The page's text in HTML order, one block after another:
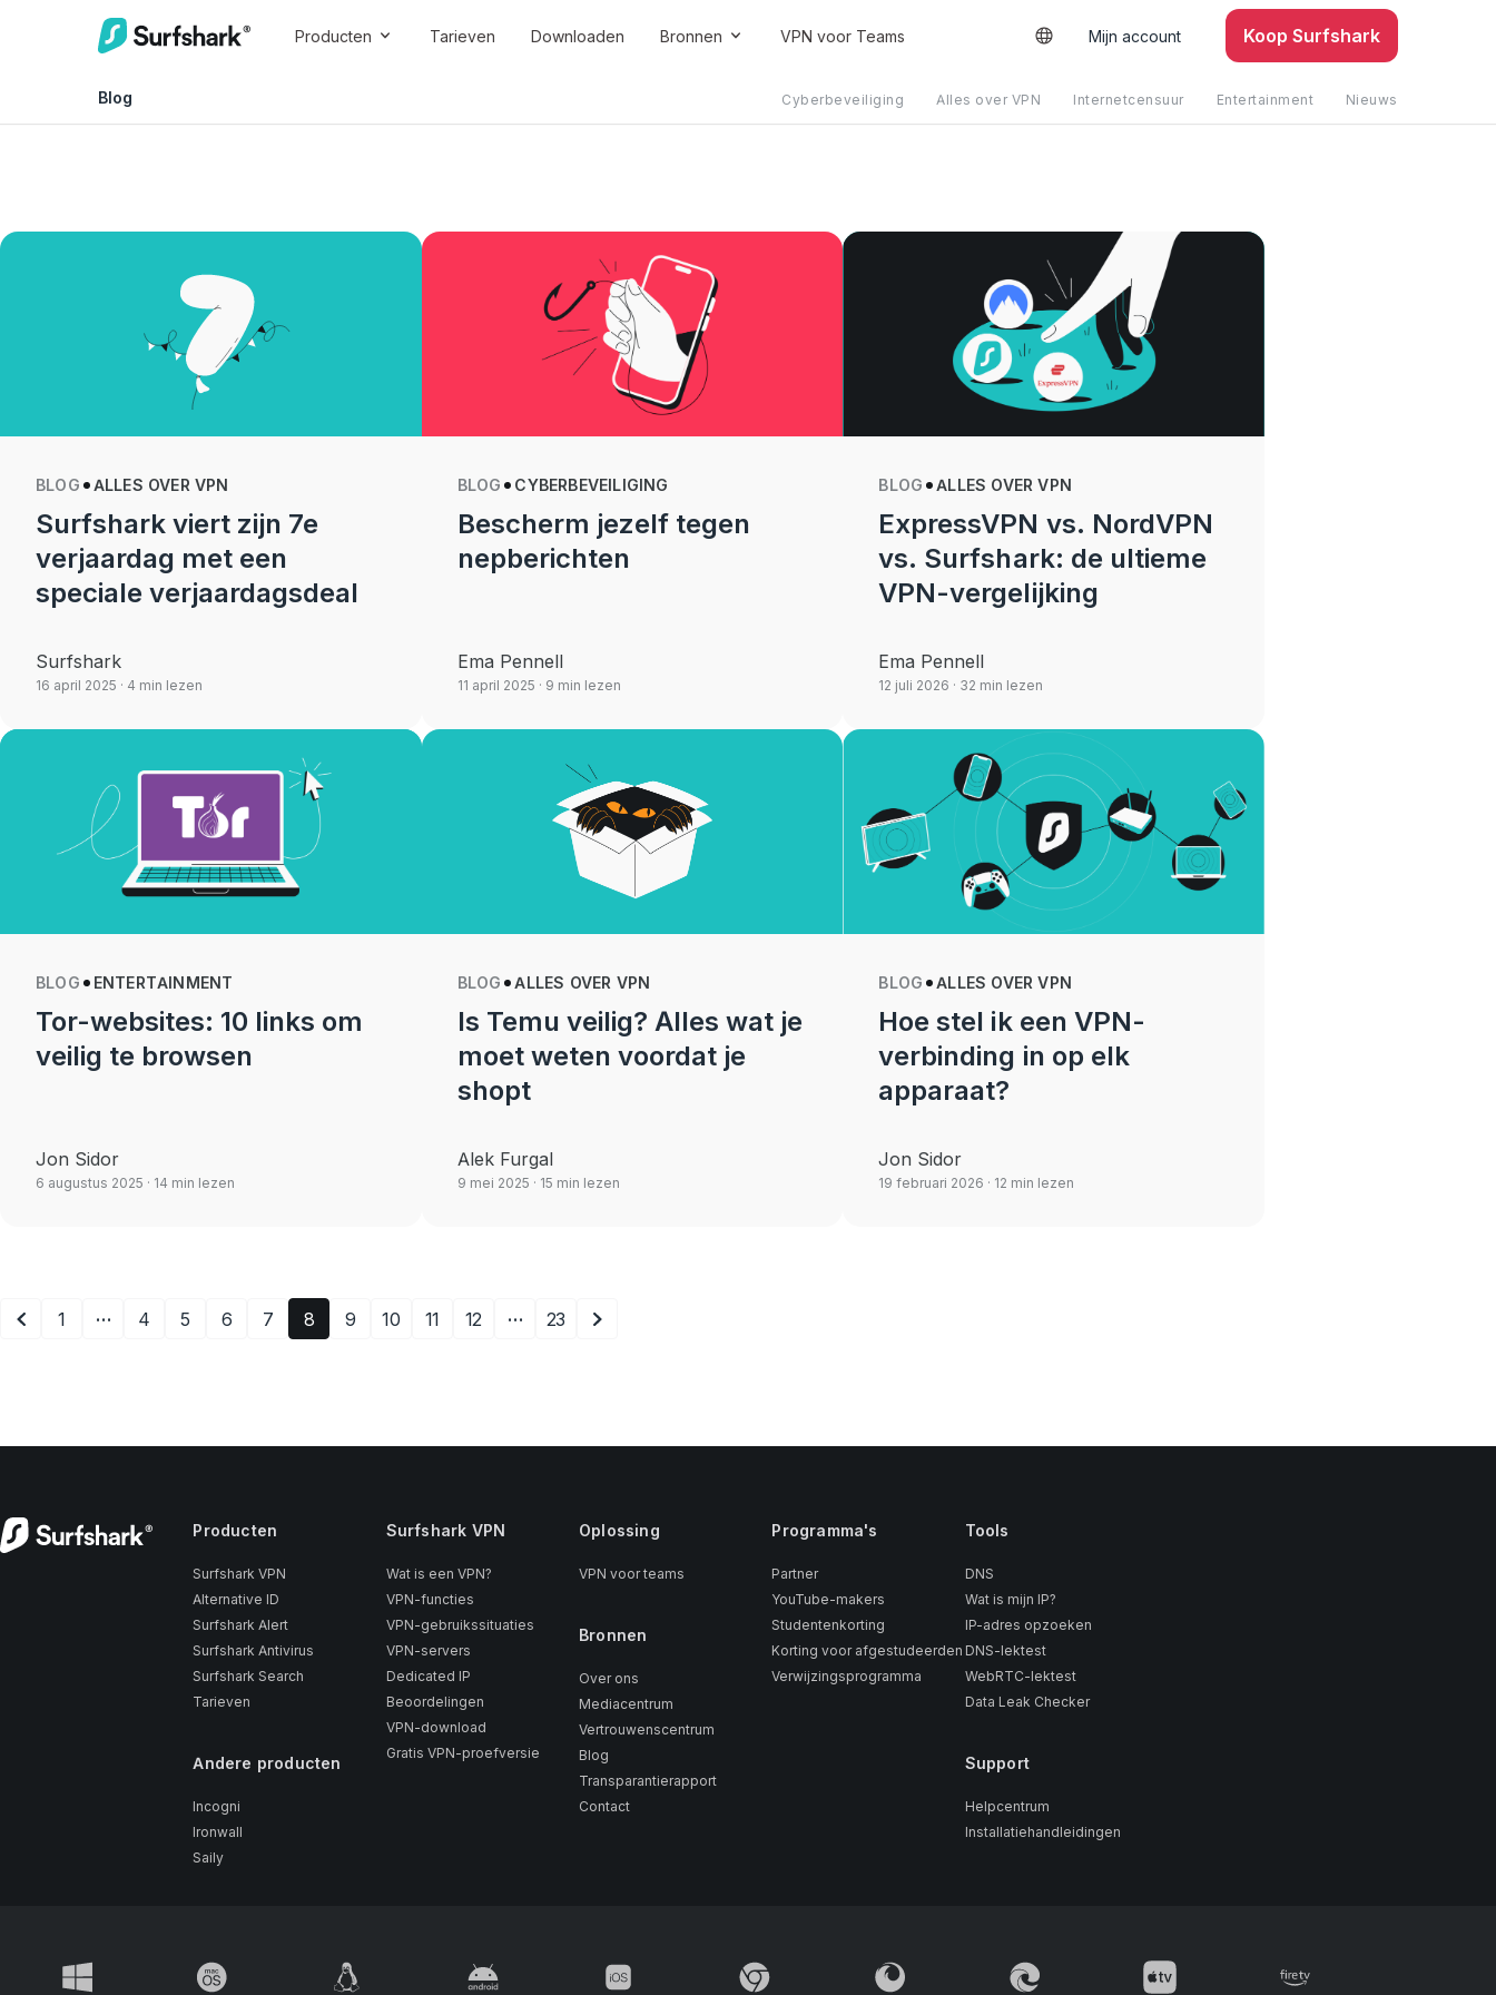
Producten Tarieven Downloaden Bronnen VPN voor Teams Mijn account Koop Surfshark
Blog Cyberbeveiliging Alles over VPN Internetcensuur Entertainment Nieuws
BLOG ALLES OVER VPN
Surfshark viert zijn 7e
verjaardag met een
speciale verjaardagsdeal
Surfshark
16 april 2025 · 4 min lezen
BLOG CYBERBEVEILIGING
Bescherm jezelf tegen
nepberichten
Ema Pennell
11 april 2025 · 9 min lezen
BLOG ALLES OVER VPN
ExpressVPN vs. NordVPN
vs. Surfshark: de ultieme
VPN-vergelijking
Ema Pennell
12 juli 2026 · 32 min lezen
BLOG ENTERTAINMENT
Tor-websites: 10 links om
veilig te browsen
Jon Sidor
6 augustus 2025 · 14 min lezen
BLOG ALLES OVER VPN
Is Temu veilig? Alles wat je
moet weten voordat je
shopt
Alek Furgal
9 mei 2025 · 15 min lezen
BLOG ALLES OVER VPN
Hoe stel ik een VPN-
verbinding in op elk
apparaat?
Jon Sidor
19 februari 2026 · 12 min lezen
1 … 4 5 6 7 8 9 10 11 12 … 23
Producten
Surfshark VPN
Alternative ID
Surfshark Alert
Surfshark Antivirus
Surfshark Search
Tarieven
Andere producten
Incogni
Ironwall
Saily
Surfshark VPN
Wat is een VPN?
VPN-functies
VPN-gebruikssituaties
VPN-servers
Dedicated IP
Beoordelingen
VPN-download
Gratis VPN-proefversie
Oplossing
VPN voor teams
Bronnen
Over ons
Mediacentrum
Vertrouwenscentrum
Blog
Transparantierapport
Contact
Programma's
Partner
YouTube-makers
Studentenkorting
Korting voor afgestudeerden
Verwijzingsprogramma
Tools
DNS
Wat is mijn IP?
IP-adres opzoeken
DNS-lektest
WebRTC-lektest
Data Leak Checker
Support
Helpcentrum
Installatiehandleidingen